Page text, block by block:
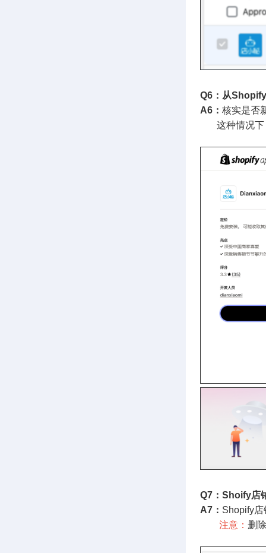
Q6：从
A6： 核实是否
这种情况下
Q7：Shoify店
A7： Shopify
注意： 删